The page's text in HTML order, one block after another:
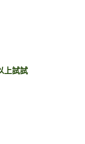
上試試